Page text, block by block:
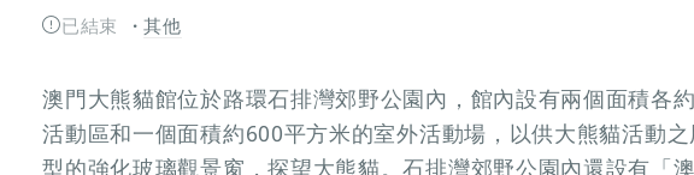
已結束 其他
澳門大熊貓館位於路環石排灣郊野公園內，館內設有兩個面積各
活動區和一個面積約600平方米的室外活動場，以供大熊貓活動
型的強化玻璃觀景窗，探望大熊貓。石排灣郊野公園內還設有「